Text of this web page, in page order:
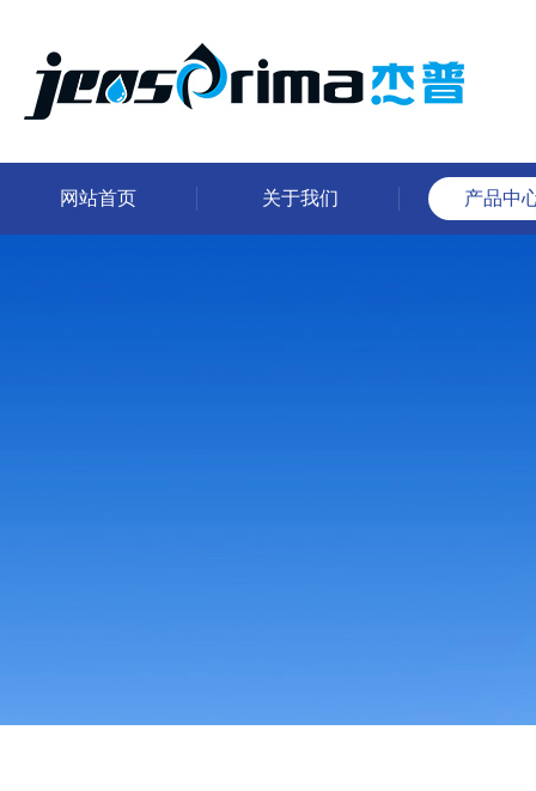
网站首页 关于我们 产品中